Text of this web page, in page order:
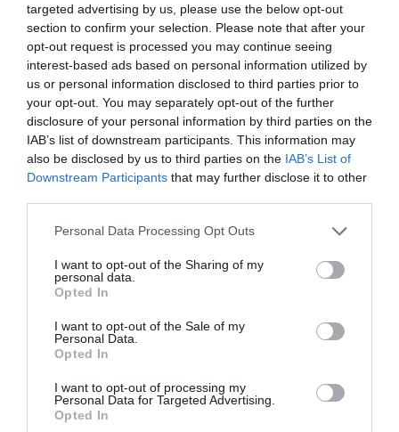
targeted advertising by us, please use the below opt-out
section to confirm your selection. Please note that after your
opt-out request is processed you may continue seeing
interest-based ads based on personal information utilized by
us or personal information disclosed to third parties prior to
your opt-out. You may separately opt-out of the further
disclosure of your personal information by third parties on the
IAB’s list of downstream participants. This information may
also be disclosed by us to third parties on the IAB’s List of
Downstream Participants that may further disclose it to other
Please note that this website/app uses one or more Google
not limited to your visit or usage behaviour. You may click to
grant or deny consent to Google and its third-party tags to
use your data for below specified purposes in below Google
consent section.
Personal Data Processing Opt Outs
I want to opt-out of the Sharing of my
personal data.
Opted In
I want to opt-out of the Sale of my
Personal Data.
Opted In
I want to opt-out of processing my
Personal Data for Targeted Advertising.
Opted In
Άρχισε τις διακοπές ο
Μητσοτάκης: Φαγητό και κρασί
σε γνωστό στέκι
Συγκίνηση και βαθιά πίστη στην
Εύβοια! Τίμησαν τον Όσιο Ιωάννη
του Ρώσσο για το θαύμα της
βροχής στη φωτιά του 2021
08.08.2026 | 09:00
σήμερα, Σάββατο 8 Αυγούστου
08.08.2026 | 08:40
Εύβοια! Στα ύψη το θερμόμετρο
08.08.2026 | 08:20
Προσοχή σήμερα στην Εύβοια:
Υψηλός κίνδυνος πυρκαγιάς! Τι
Όλες οι τελευταίες ειδήσεις
ΠΕΡΙΣΣΟΤΕΡΑ ΑΠΟ ΚΟΙΝΩΝΙΑ
Εορτολόγιο: Ποιοι